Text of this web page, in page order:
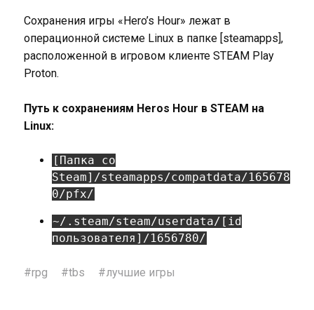
Сохранения игры «Hero’s Hour» лежат в
операционной системе Linux в папке [steamapps],
расположенной в игровом клиенте STEAM Play
Proton.
Путь к сохранениям Heros Hour в STEAM на
Linux:
[Папка со
Steam]/steamapps/compatdata/165678
0/pfx/
~/.steam/steam/userdata/[id
пользователя]/1656780/
#rpg #tbs #лучшие игры